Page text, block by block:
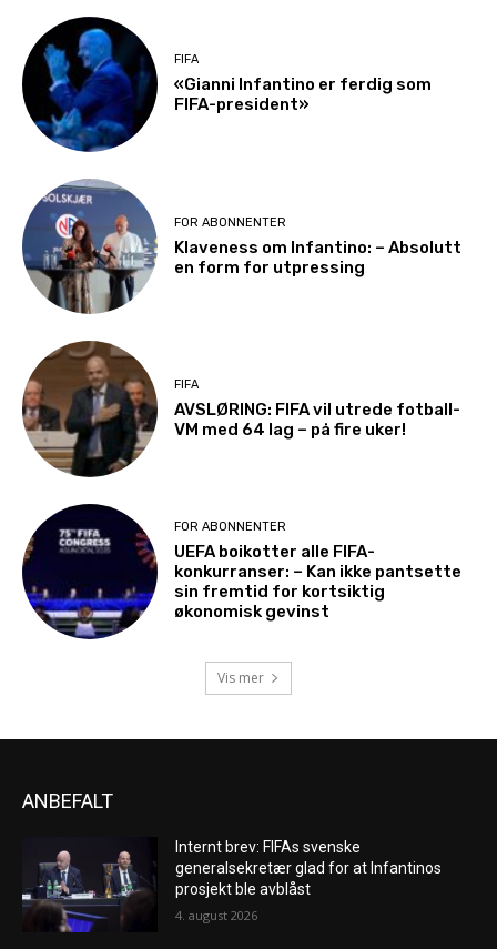
FIFA
«Gianni Infantino er ferdig som
FIFA-president»
FOR ABONNENTER
Klaveness om Infantino: – Absolutt
en form for utpressing
FIFA
AVSLØRING: FIFA vil utrede fotball-
VM med 64 lag – på fire uker!
FOR ABONNENTER
UEFA boikotter alle FIFA-
konkurranser: – Kan ikke pantsette
sin fremtid for kortsiktig
økonomisk gevinst
Vis mer
ANBEFALT
Internt brev: FIFAs svenske
generalsekretær glad for at Infantinos
prosjekt ble avblåst
4. august 2026